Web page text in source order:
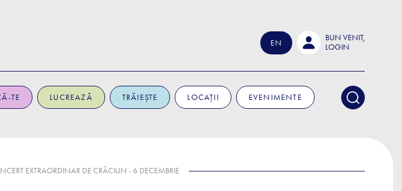
EN
BUN VENIT,
LOGIN
TE LUCREAZĂ TRĂIEȘTE LOCAȚII EVENIMENTE
EXTRAORDINAR DE CRĂCIUN - 6 DECEMBRIE